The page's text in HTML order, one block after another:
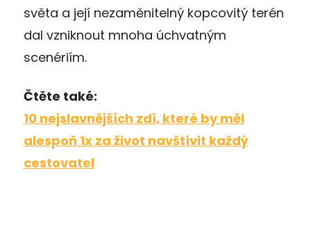
světa a její nezaměnitelný kopcovitý terén
dal vzniknout mnoha úchvatným
scenériím.
Čtěte také:
10 nejslavnějších zdí, které by měl
alespoň 1x za život navštívit každý
cestovatel